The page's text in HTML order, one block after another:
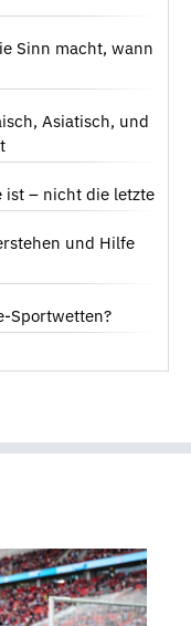
Sinn macht, wann
Asiatisch, und
ist – nicht die letzte
und Hilfe
Sportwetten?